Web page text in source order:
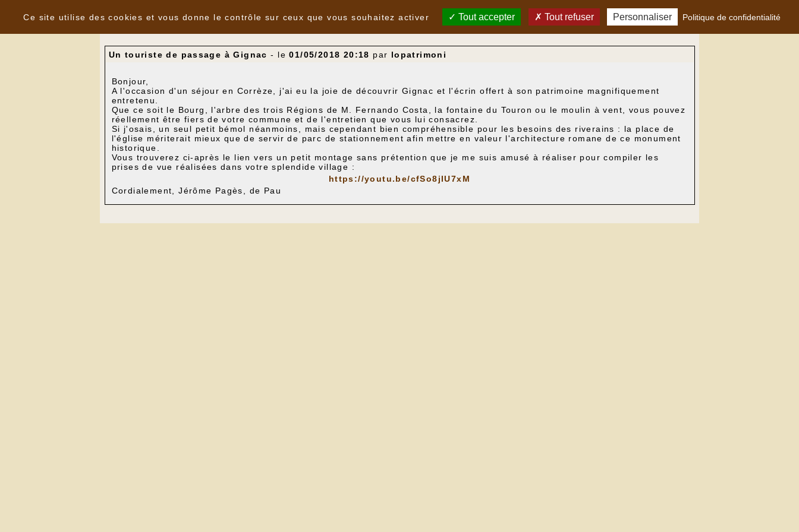
Nouvelles
Un touriste de passage à Gignac - le01/05/2018 20:18 par lopatrimoni
Bonjour,
A l'occasion d'un séjour en Corrèze, j'ai eu la joie de découvrir Gignac et l'écrin offert à son patrimoine magnifiquement
entretenu.
Que ce soit le Bourg, l'arbre des trois Régions de M. Fernando Costa, la fontaine du Touron ou le moulin à vent, vous pouvez
réellement être fiers de votre commune et de l'entretien que vous lui consacrez.
Si j'osais, un seul petit bémol néanmoins, mais cependant bien compréhensible pour les besoins des riverains : la place de
l'église mériterait mieux que de servir de parc de stationnement afin mettre en valeur l'architecture romane de ce monument
historique.
Vous trouverez ci-après le lien vers un petit montage sans prétention que je me suis amusé à réaliser pour compiler les
prises de vue réalisées dans votre splendide village :
https://youtu.be/cfSo8jIU7xM
Cordialement, Jérôme Pagès, de Pau
Ce site utilise des cookies et vous donne le contrôle sur ceux que vous souhaitez activer
Tout accepter Tout refuser Personnaliser Politique de confidentialité